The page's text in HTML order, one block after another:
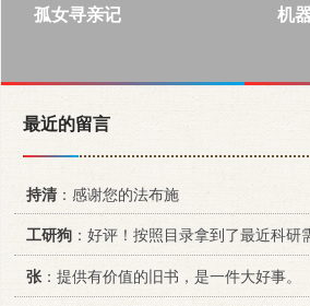
孤女寻亲记
机
最近的留言
持清：感谢您的法布施
工研狗 ：好评！按照目录拿到了最近科研
张：提供有价值的旧书，是一件大好事。